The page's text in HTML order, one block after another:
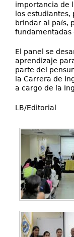
importancia de
los
brindar al país,
fundamentadas
El panel se
aprendizaje
parte del
la Carrera de
a cargo de la
LB/Editorial